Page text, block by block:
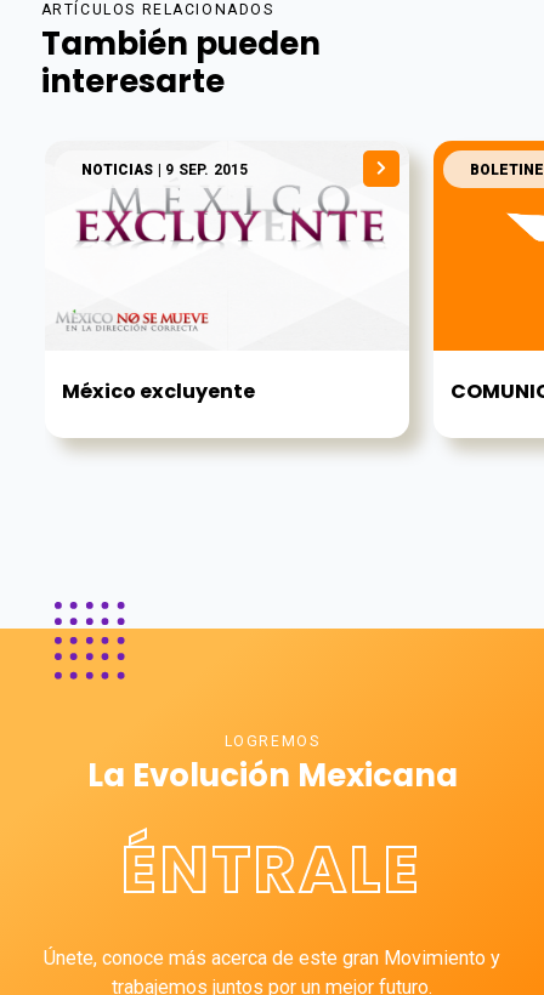
ARTÍCULOS RELACIONADOS
También pueden
interesarte
NOTICIAS | 9 SEP. 2015
México excluyente
LOGREMOS
La Evolución Mexicana
ÉNTRALE
Únete, conoce más acerca de este gran Movimiento y
trabajemos juntos por un mejor futuro.